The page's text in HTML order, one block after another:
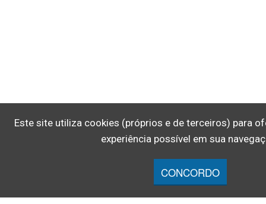
Este site utiliza cookies (próprios e de terceiros) para
experiência possível em sua
CONCORDO